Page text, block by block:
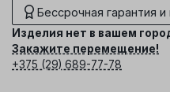
Бессрочная гарантия и
Изделия нет в вашем
Закажите перемещение!
+375 (29) 689-77-78